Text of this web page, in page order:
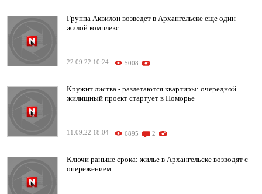
Группа Аквилон возведет в Архангельске еще один
жилой комплекс
22.09.22 10:24 5008
Кружит листва - разлетаются квартиры: очередной
жилищный проект стартует в Поморье
11.09.22 18:04 6895 2
Ключи раньше срока: жилье в Архангельске возводят с
опережением